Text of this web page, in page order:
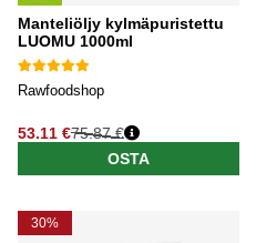
Manteliöljy kylmäpuristettu
LUOMU 1000ml
Rawfoodshop
53.11 €
Normaali hinta
75.87 €
OSTA
30%